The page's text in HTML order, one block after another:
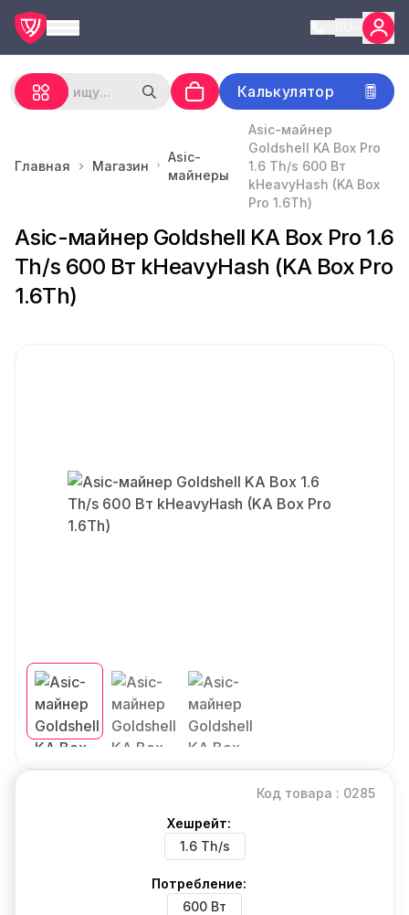
Калькулятор
Главная Магазин
Asic-
майнеры
Asic-майнер
Goldshell KA Box Pro
1.6 Th/s 600 Вт
kHeavyHash (KA Box
Pro 1.6Th)
Asic-майнер Goldshell KA Box Pro 1.6
Th/s 600 Вт kHeavyHash (KA Box Pro
1.6Th)
Код товара : 0285
Хешрейт:
1.6 Th/s
Потребление:
600 Вт